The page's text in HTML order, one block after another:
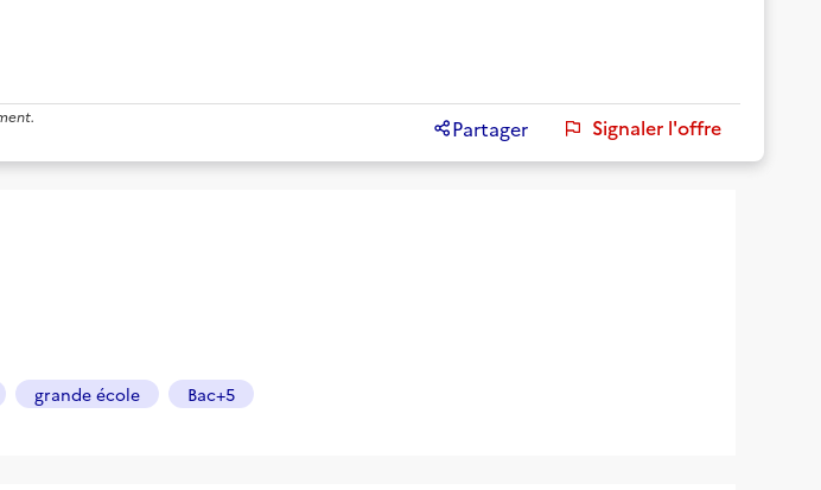
Partager Signaler l'offre
grande école Bac+5